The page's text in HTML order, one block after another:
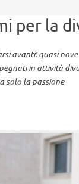
per la
avanti: quasi
in attività
solo la passione